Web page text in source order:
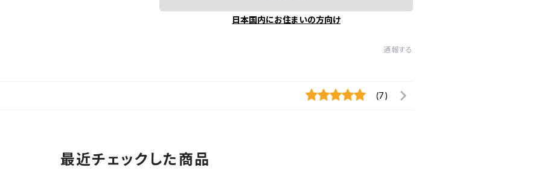
日本国内にお住まいの方向け
通報する
(7)
最近チェックした商品